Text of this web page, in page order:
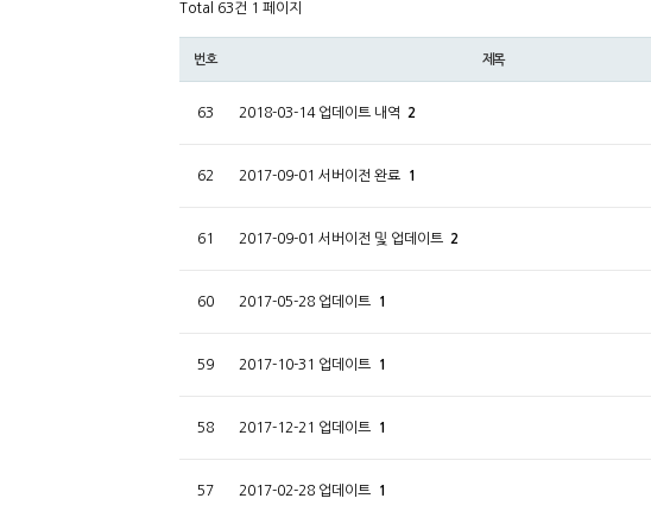
Total 63건 1 페이지
번호 제목
63 2018-03-14 업데이트 내역 2
62 2017-09-01 서버이전 완료 1
61 2017-09-01 서버이전 및 업데이트 2
60 2017-05-28 업데이트 1
59 2017-10-31 업데이트 1
58 2017-12-21 업데이트 1
57 2017-02-28 업데이트 1